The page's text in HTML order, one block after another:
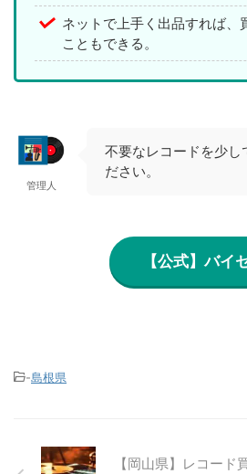
ネットで上手く出品すれば、
こともできる。
管理人
不要なレコードを少し
ださい。
【公式】バイ
-島根県
【岡山県】レコード